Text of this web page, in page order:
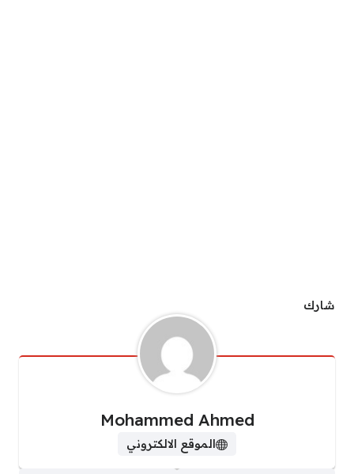
شارك
Mohammed Ahmed
الموقع الالكتروني